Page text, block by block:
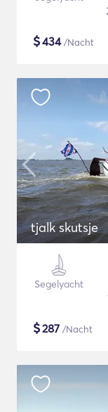
$434/Nacht
tjalk skutsje
Segelyacht
$287 /Nacht